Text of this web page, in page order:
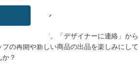
ありません
たは準備中です。「デザイナーに連絡」か
の再開や新しい商品の出品を楽しみにし
？